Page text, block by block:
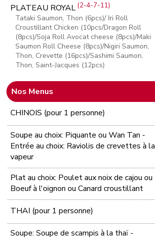
PLATEAU ROYAL(2-4-7-11)
Tataki Saumon, Thon (6pcs)/ Iri Roll
Croustillant Chicken (10pcs/Dragon Roll
(8pcs)/Soja Roll Avocat cheese (8pcs)/Maki
Saumon Roll Cheese (8pcs)/Nigiri Saumon,
Thon, Crevette (16pcs)/Sashimi Saumon,
Thon, Saint-Jacques (12pcs)
Nos Menus
CHINOIS (pour 1 personne)
Soupe au choix: Piquante ou Wan Tan -
Entrée au choix: Raviolis de crevettes à la
vapeur
Plat au choix: Poulet aux noix de cajou ou
Boeuf à l'oignon ou Canard croustillant
THAI (pour 1 personne)
Soupe: Soupe de scampis à la thaï -